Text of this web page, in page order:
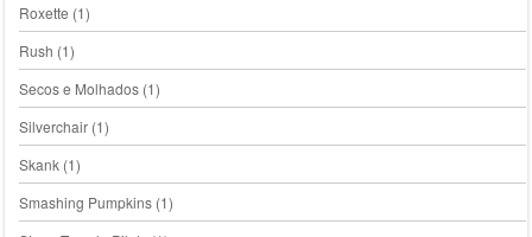
Roxette (1)
Rush (1)
Secos e Molhados(1)
Silverchair(1)
Skank(1)
Smashing Pumpkins(1)